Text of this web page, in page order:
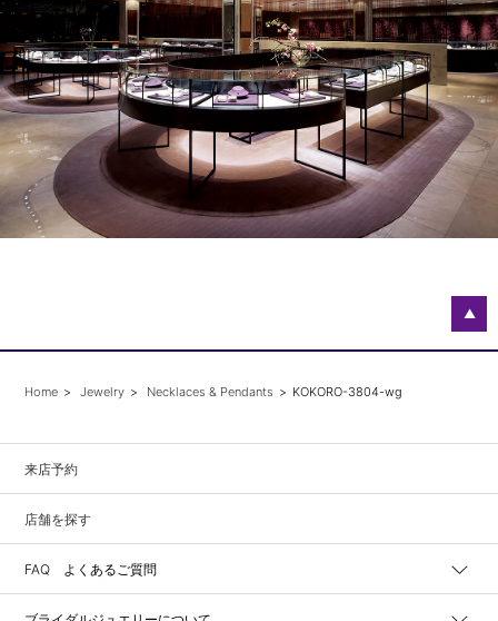
▲
Home Jewelry Necklaces & Pendants KOKORO-3804-wg
来店予約
店舗を探す
FAQ よくあるご質問